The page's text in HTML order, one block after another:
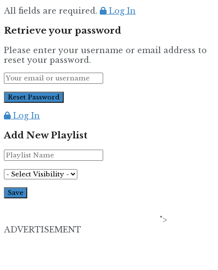
All fields are required. Log In
Retrieve your password
Please enter your username or email address to
reset your password.
Log In
Add New Playlist
">
ADVERTISEMENT